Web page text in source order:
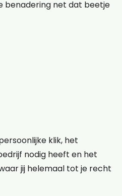
benadering net dat beetje
klik, het
nodig heeft en het
jij helemaal tot je recht